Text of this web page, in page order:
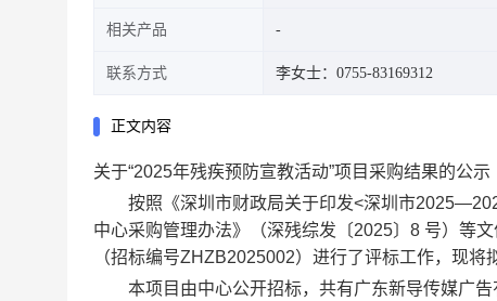
相关产品
联系方式 李女士：0755-83169312
正文内容
关于“2025年残疾预防宣教活动”项目采购结果的公示
按照《深圳市财政局关于印发<深圳市
中心采购管理办法》（深残综发〔2025〕8 号）等
（招标编号ZHZB2025002）进行了评标工作，现将
本项目由中心公开招标，共有广东新导传媒广告